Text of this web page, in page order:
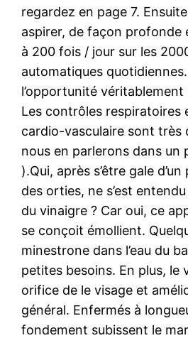
regardez en page 7.
aspirer, de façon profonde
à 200 fois / jour sur les
automatiques
l’opportunité véritablement
Les contrôles respiratoires
cardio-vasculaire sont très
nous en parlerons dans un
).Qui, après s’être gale
des orties, ne s’est
du vinaigre ? Car oui, ce
se conçoit émollient.
minestrone dans l’eau du
petites besoins. En plus, le
orifice de le visage et
général. Enfermés à
fondement subissent le